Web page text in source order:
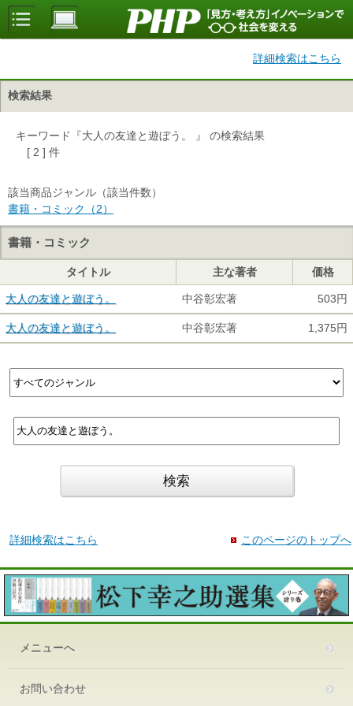
詳細検索はこちら
検索結果
キーワード『大人の友達と遊ぼう。 』 の検索結果
[ 2 ] 件
該当商品ジャンル（該当件数）
書籍・コミック（2）
書籍・コミック
タイトル 主な著者 価格
大人の友達と遊ぼう。 中谷彰宏著 503円
大人の友達と遊ぼう。 中谷彰宏著 1,375円
詳細検索はこちら このページのトップへ
メニューへ
お問い合わせ